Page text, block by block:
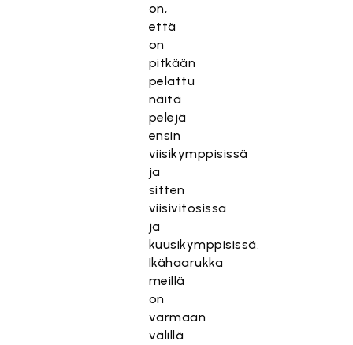
on,
että
on
pitkään
pelattu
näitä
pelejä
ensin
viisikymppisissä
ja
sitten
viisivitosissa
ja
kuusikymppisissä.
Ikähaarukka
meillä
on
varmaan
välillä